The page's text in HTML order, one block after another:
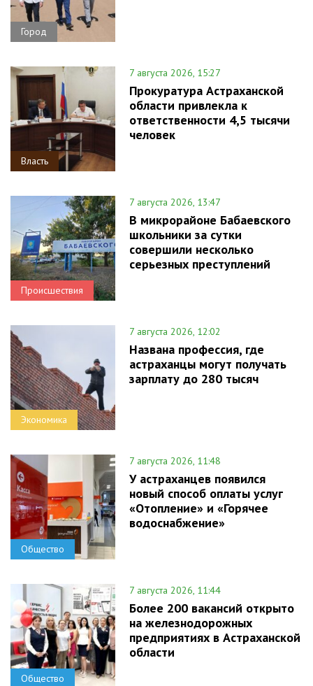
Город
Власть
7 августа 2026, 15:27
Прокуратура Астраханской
области привлекла к
ответственности 4,5 тысячи
человек
Происшествия
7 августа 2026, 13:47
В микрорайоне Бабаевского
школьники за сутки
совершили несколько
серьезных преступлений
Экономика
7 августа 2026, 12:02
Названа профессия, где
астраханцы могут получать
зарплату до 280 тысяч
Общество
7 августа 2026, 11:48
У астраханцев появился
новый способ оплаты услуг
«Отопление» и «Горячее
водоснабжение»
Общество
7 августа 2026, 11:44
Более 200 вакансий открыто
на железнодорожных
предприятиях в Астраханской
области